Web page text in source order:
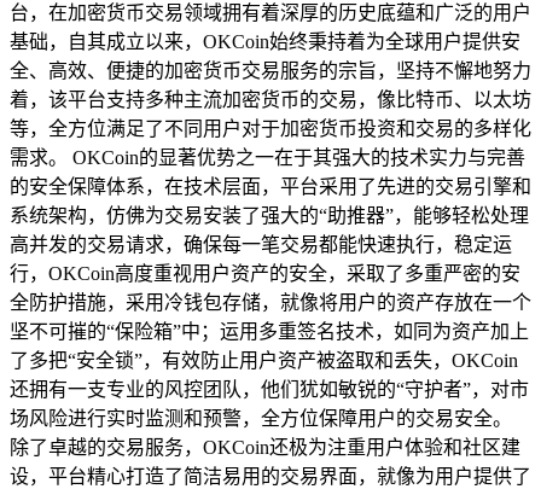
台，在加密货币交易领域拥有着深厚的历史底蕴和广泛的用户
基础，自其成立以来，OKCoin始终秉持着为全球用户提供安
全、高效、便捷的加密货币交易服务的宗旨，坚持不懈地努力
着，该平台支持多种主流加密货币的交易，像比特币、以太坊
等，全方位满足了不同用户对于加密货币投资和交易的多样化
需求。 OKCoin的显著优势之一在于其强大的技术实力与完善
的安全保障体系，在技术层面，平台采用了先进的交易引擎和
系统架构，仿佛为交易安装了强大的“助推器”，能够轻松处理
高并发的交易请求，确保每一笔交易都能快速执行，稳定运
行，OKCoin高度重视用户资产的安全，采取了多重严密的安
全防护措施，采用冷钱包存储，就像将用户的资产存放在一个
坚不可摧的“保险箱”中；运用多重签名技术，如同为资产加上
了多把“安全锁”，有效防止用户资产被盗取和丢失，OKCoin
还拥有一支专业的风控团队，他们犹如敏锐的“守护者”，对市
场风险进行实时监测和预警，全方位保障用户的交易安全。
除了卓越的交易服务，OKCoin还极为注重用户体验和社区建
设，平台精心打造了简洁易用的交易界面，就像为用户提供了